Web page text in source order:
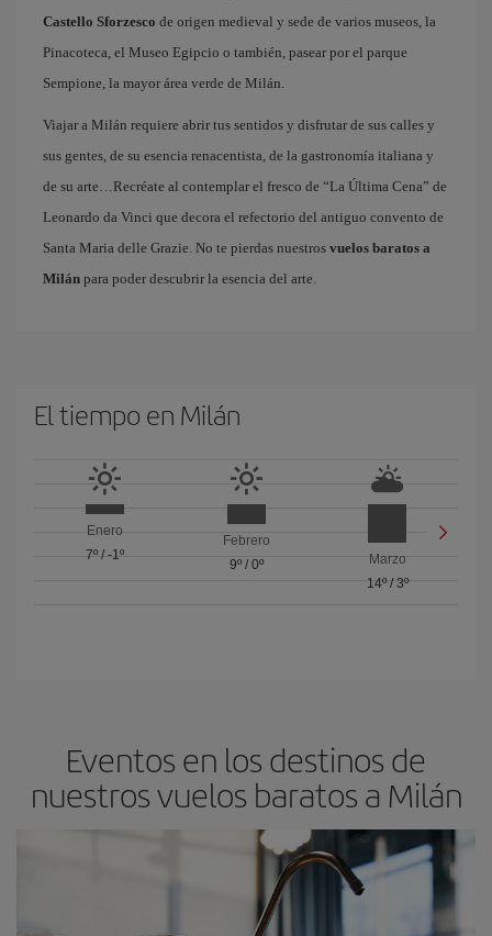
Castello Sforzesco de origen medieval y sede de varios museos, la
Pinacoteca, el Museo Egipcio o también, pasear por el parque
Sempione, la mayor área verde de Milán.
Viajar a Milán requiere abrir tus sentidos y disfrutar de sus calles y
sus gentes, de su esencia renacentista, de la gastronomía italiana y
de su arte…Recréate al contemplar el fresco de “La Última Cena” de
Leonardo da Vinci que decora el refectorio del antiguo convento de
Santa Maria delle Grazie. No te pierdas nuestros vuelos baratos a
Milán para poder descubrir la esencia del arte.
El tiempo en Milán
Enero
7º/ -1º
Febrero
9º/ 0º
Marzo
14º/ 3º
Eventos en los destinos de
nuestros vuelos baratos a Milán